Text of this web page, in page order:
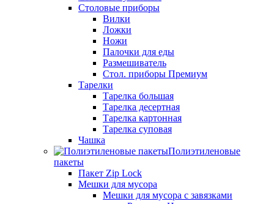
Столовые приборы
Вилки
Ложки
Ножи
Палочки для еды
Размешиватель
Стол. приборы Премиум
Тарелки
Тарелка большая
Тарелка десертная
Тарелка картонная
Тарелка суповая
Чашка
Полиэтиленовые
пакеты
Пакет Zip Lock
Мешки для мусора
Мешки для мусора с завязками